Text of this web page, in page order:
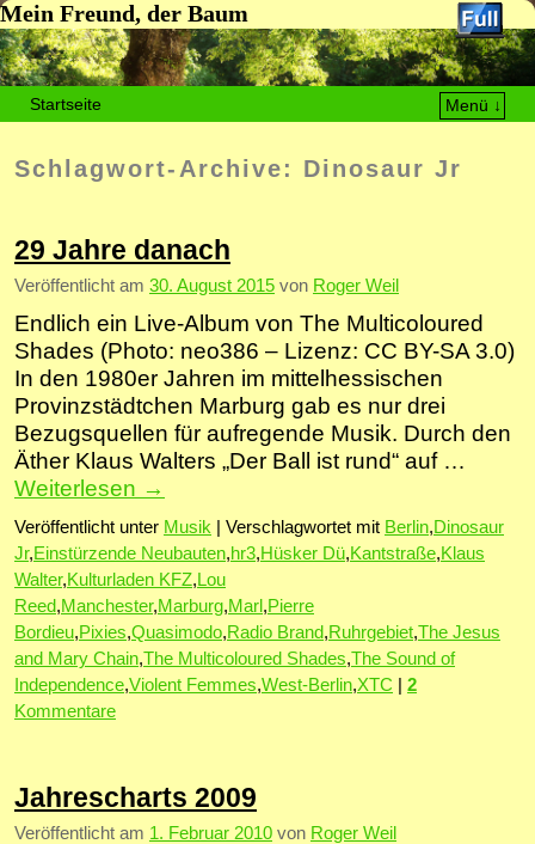
Mein Freund, der Baum
Startseite
Menü ↓
Schlagwort-Archive: Dinosaur Jr
29 Jahre danach
Veröffentlicht am 30. August 2015 von Roger Weil
Endlich ein Live-Album von The Multicoloured
Shades (Photo: neo386 – Lizenz: CC BY-SA 3.0)
In den 1980er Jahren im mittelhessischen
Provinzstädtchen Marburg gab es nur drei
Bezugsquellen für aufregende Musik. Durch den
Äther Klaus Walters „Der Ball ist rund“ auf …
Weiterlesen →
Veröffentlicht unter Musik Verschlagwortet mit Berlin,Dinosaur
Jr,Einstürzende Neubauten,hr3,Hüsker Dü,Kantstraße,Klaus
Walter,Kulturladen KFZ, Lou
Reed,Manchester,Marburg,Marl ,Pierre
Bordieu,Pixies,Quasimodo,Radio Brand,Ruhrgebiet,The Jesus
and Mary Chain,The Multicoloured Shades,The Sound of
Independence,Violent Femmes,West-Berlin,XTC
2
Kommentare
Jahrescharts 2009
Veröffentlicht am 1. Februar 2010 von Roger Weil